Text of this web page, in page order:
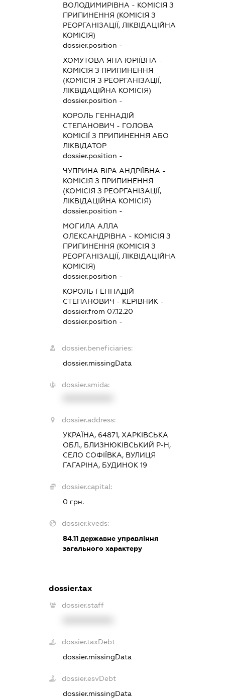
ВОЛОДИМИРІВНА - КОМІСІЯ З
ПРИПИНЕННЯ (КОМІСІЯ З
РЕОРГАНІЗАЦІЇ, ЛІКВІДАЦІЙНА
КОМІСІЯ)
dossier.position -
ХОМУТОВА ЯНА ЮРІЇВНА -
КОМІСІЯ З ПРИПИНЕННЯ
(КОМІСІЯ З РЕОРГАНІЗАЦІЇ,
ЛІКВІДАЦІЙНА КОМІСІЯ)
dossier.position -
КОРОЛЬ ГЕННАДІЙ
СТЕПАНОВИЧ - ГОЛОВА
КОМІСІЇ З ПРИПИНЕННЯ АБО
ЛІКВІДАТОР
dossier.position -
ЧУПРИНА ВІРА АНДРІЇВНА -
КОМІСІЯ З ПРИПИНЕННЯ
(КОМІСІЯ З РЕОРГАНІЗАЦІЇ,
ЛІКВІДАЦІЙНА КОМІСІЯ)
dossier.position -
МОГИЛА АЛЛА
ОЛЕКСАНДРІВНА - КОМІСІЯ З
ПРИПИНЕННЯ (КОМІСІЯ З
РЕОРГАНІЗАЦІЇ, ЛІКВІДАЦІЙНА
КОМІСІЯ)
dossier.position -
КОРОЛЬ ГЕННАДІЙ
СТЕПАНОВИЧ - КЕРІВНИК -
dossier.from 07.12.20
dossier.position -
dossier.beneficiaries:
dossier.missingData
dossier.smida:
dossier.address:
УКРАЇНА, 64871, ХАРКІВСЬКА
ОБЛ., БЛИЗНЮКІВСЬКИЙ Р-Н,
СЕЛО СОФІЇВКА, ВУЛИЦЯ
ГАГАРІНА, БУДИНОК 19
dossier.capital:
0 грн.
dossier.kveds:
84.11 державне управління
загального характеру
dossier.tax
dossier.staff
dossier.taxDebt
dossier.missingData
dossier.esvDebt
dossier.missingData